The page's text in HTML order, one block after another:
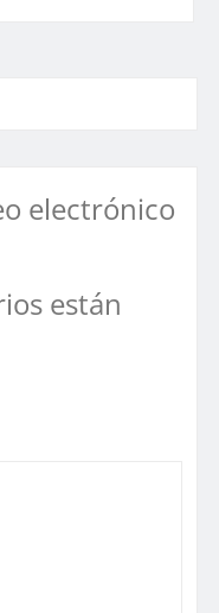
electrónico
están